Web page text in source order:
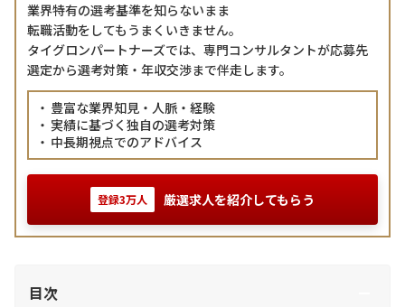
業界特有の選考基準を知らないまま
転職活動をしてもうまくいきません。
タイグロンパートナーズでは、専門コンサルタントが応募先
選定から選考対策・年収交渉まで伴走します。
豊富な業界知見・人脈・経験
実績に基づく独自の選考対策
中長期視点でのアドバイス
登録3万人 厳選求人を紹介してもらう
目次